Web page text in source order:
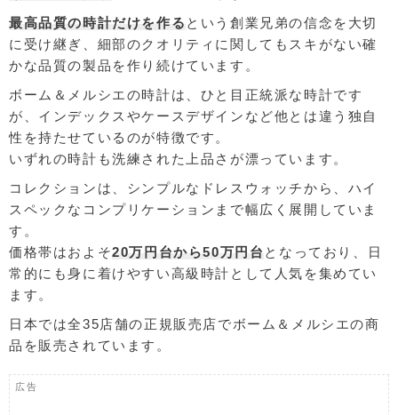
最高品質の時計だけを作る という創業兄弟の信念を大切
に受け継ぎ、細部のクオリティに関してもスキがない確
かな品質の製品を作り続けています。
ボーム＆メルシエの時計は、ひと目正統派な時計です
が、インデックスやケースデザインなど他とは違う独自
性を持たせているのが特徴です。
いずれの時計も洗練された上品さが漂っています。
コレクションは、シンプルなドレスウォッチから、ハイ
スペックなコンプリケーションまで幅広く展開していま
す。
価格帯はおよそ20万円台から50万円台 となっており、日
常的にも身に着けやすい高級時計として人気を集めてい
ます。
日本では全35店舗の正規販売店でボーム＆メルシエの商
品を販売されています。
広告